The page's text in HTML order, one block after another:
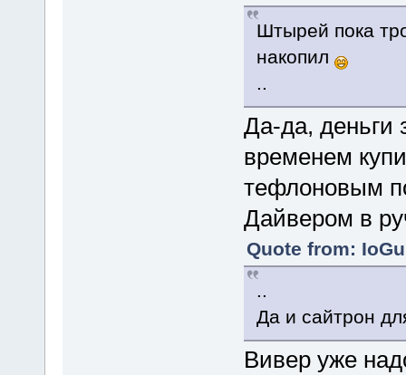
Штырей пока
накопил
Да-да, деньги
временем
тефлоновым
Дайвером в
Quote from:
Да и сайтрон
Вивер уже